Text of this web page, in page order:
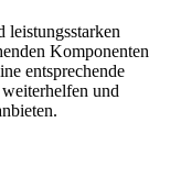
leistungsstarken
Komponenten
entsprechende
und